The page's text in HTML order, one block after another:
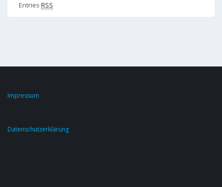
Entries RSS
Impressum
Datenschutzerklärung